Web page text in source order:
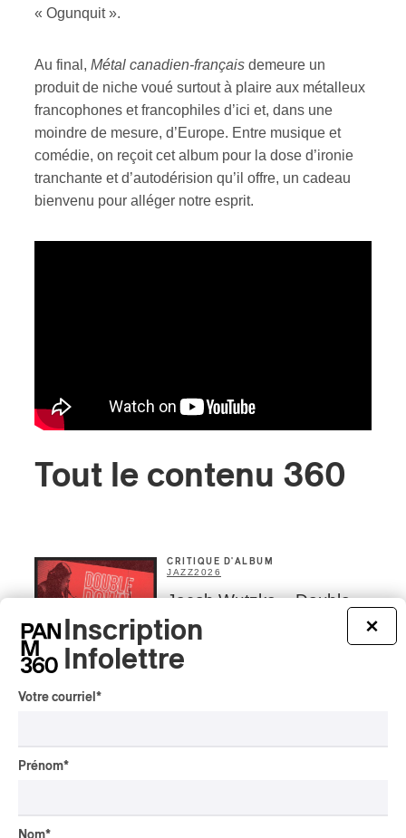
« Ogunquit ».
Au final, Métal canadien-français demeure un
produit de niche voué surtout à plaire aux métalleux
francophones et francophiles d’ici et, dans une
moindre de mesure, d’Europe. Entre musique et
comédie, on reçoit cet album pour la dose d’ironie
tranchante et d’autodérision qu’il offre, un cadeau
bienvenu pour alléger notre esprit.
Tout le contenu 360
CRITIQUE D'ALBUM
JAZZ2026
Jacob Wutzke – Double
Down
Par Frédéric Cardin
symphonique de Trois-
Par Frédéric Cardin
×
Inscription
Infolettre
Votre courriel *
Prénom*
Nom*